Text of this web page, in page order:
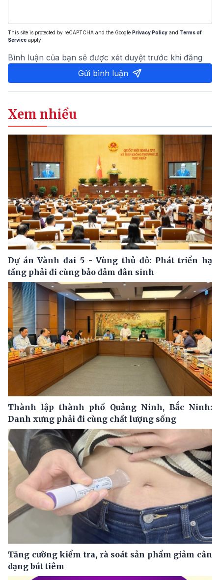
This site is protected by reCAPTCHA and the Google Privacy Policy and Terms of
Service apply.
Bình luận của bạn sẽ được xét duyệt trước khi đăng
Gửi bình luận
Xem nhiều
Dự án Vành đai 5 - Vùng thủ đô: Phát triển hạ
tầng phải đi cùng bảo đảm dân sinh
Thành lập thành phố Quảng Ninh, Bắc Ninh:
Danh xưng phải đi cùng chất lượng sống
Tăng cường kiểm tra, rà soát sản phẩm giảm cân
dạng bút tiêm